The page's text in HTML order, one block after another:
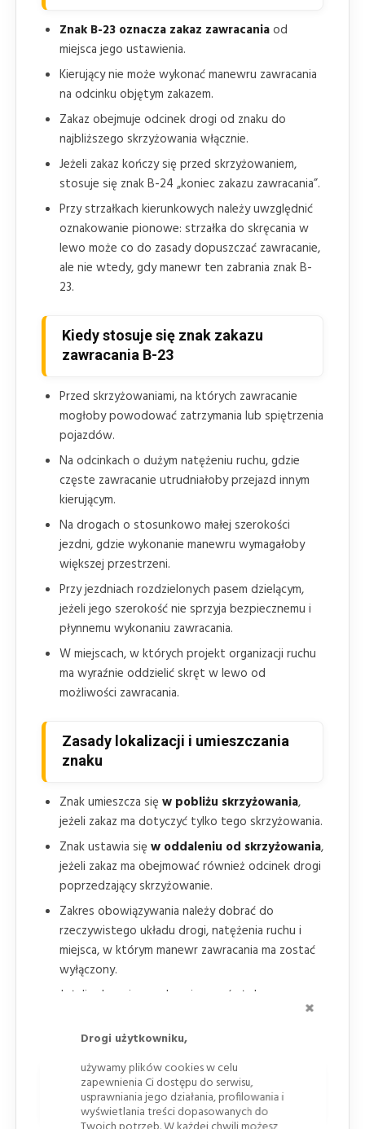
Drogi użytkowniku,
używamy plików cookies w celu
zapewnienia Ci dostępu do serwisu,
usprawniania jego działania, profilowania i
wyświetlania treści dopasowanych do
Znak B-23 oznacza zakaz zawracaniaod
miejsca jego ustawienia.
Kierujący nie może wykonać manewru zawracania
na odcinku objętym zakazem.
Zakaz obejmuje odcinek drogi od znaku do
najbliższego skrzyżowania włącznie.
Jeżeli zakaz kończy się przed skrzyżowaniem,
stosuje się znak B-24 „koniec zakazu zawracania”.
Przy strzałkach kierunkowych należy uwzględnić
oznakowanie pionowe: strzałka do skręcania w
lewo może co do zasady dopuszczać zawracanie,
ale nie wtedy, gdy manewr ten zabrania znak B-
23.
Kiedy stosuje się znak zakazu
zawracania B-23
Przed skrzyżowaniami, na których zawracanie
mogłoby powodować zatrzymania lub spiętrzenia
pojazdów.
Na odcinkach o dużym natężeniu ruchu, gdzie
częste zawracanie utrudniałoby przejazd innym
kierującym.
Na drogach o stosunkowo małej szerokości
jezdni, gdzie wykonanie manewru wymagałoby
większej przestrzeni.
Przy jezdniach rozdzielonych pasem dzielącym,
jeżeli jego szerokość nie sprzyja bezpiecznemu i
płynnemu wykonaniu zawracania.
W miejscach, w których projekt organizacji ruchu
ma wyraźnie oddzielić skręt w lewo od
możliwości zawracania.
Zasady lokalizacji i umieszczania
znaku
Znak umieszcza się w pobliżu skrzyżowania,
jeżeli zakaz ma dotyczyć tylko tego skrzyżowania.
Znak ustawia się w oddaleniu od skrzyżowania,
jeżeli zakaz ma obejmować również odcinek drogi
poprzedzający skrzyżowanie.
Zakres obowiązywania należy dobrać do
rzeczywistego układu drogi, natężenia ruchu i
miejsca, w którym manewr zawracania ma zostać
wyłączony.
Jeżeli zakaz nie ma obowiązywać aż do
uchylony znakiem B-24.
Warianty,znakipowiązane i
oznakowanie uzupełniające